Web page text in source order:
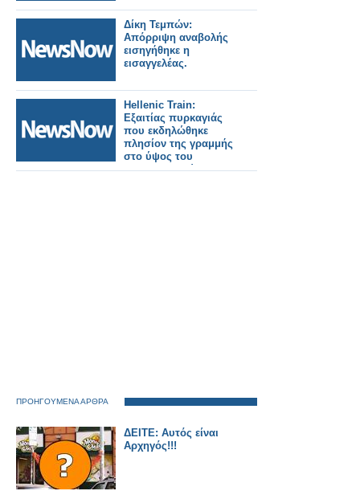
Δίκη Τεμπών:
Απόρριψη αναβολής
εισηγήθηκε η
εισαγγελέας.
Hellenic Train:
Εξαιτίας πυρκαγιάς
που εκδηλώθηκε
πλησίον της γραμμής
στο ύψος του
Ευαγγελισμού
ΠΡΟΗΓΟΥΜΕΝΑ ΑΡΘΡΑ
ΔΕΙΤΕ: Αυτός είναι
Αρχηγός!!!